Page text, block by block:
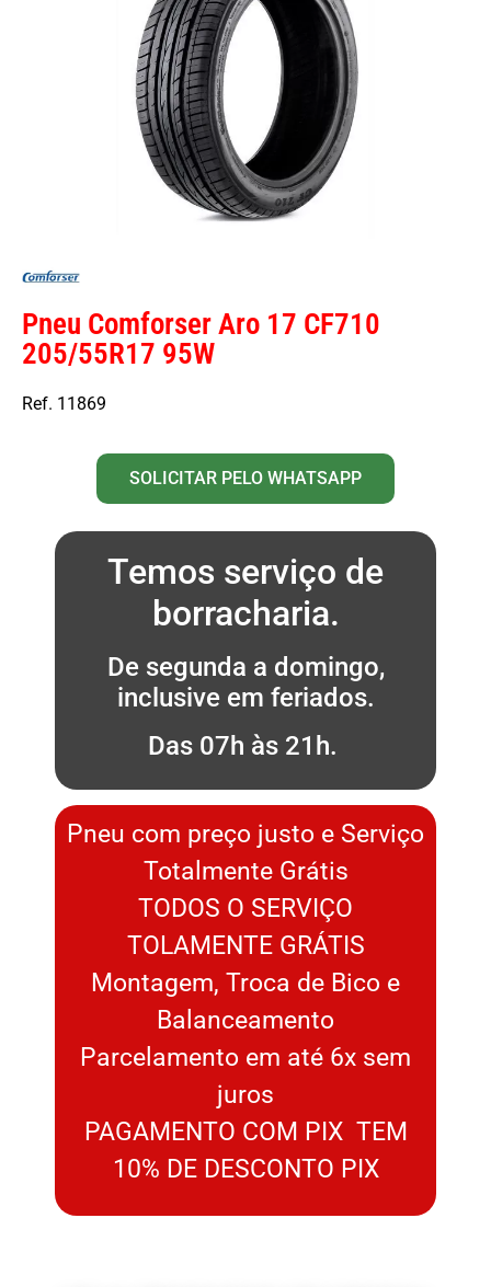
Pneu Comforser Aro 17 CF710
205/55R17 95W
Ref. 11869
SOLICITAR PELO WHATSAPP
Temos serviço de
borracharia.
De segunda a domingo,
inclusive em feriados.
Das 07h às 21h.
Pneu com preço justo e Serviço
Totalmente Grátis
TODOS O SERVIÇO
TOLAMENTE GRÁTIS
Montagem, Troca de Bico e
Balanceamento
Parcelamento em até 6x sem
juros
PAGAMENTO COM PIX TEM
10% DE DESCONTO PIX